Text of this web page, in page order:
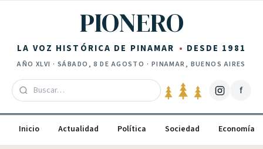
PIONERO
LA VOZ HISTÓRICA DE PINAMAR DESDE 1981
AÑO XLVI · SÁBADO, 8 DE AGOSTO · PINAMAR, BUENOS AIRES
f
Inicio Actualidad Política Sociedad Economía